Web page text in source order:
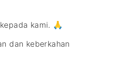
kami. 🙏
dan keberkahan